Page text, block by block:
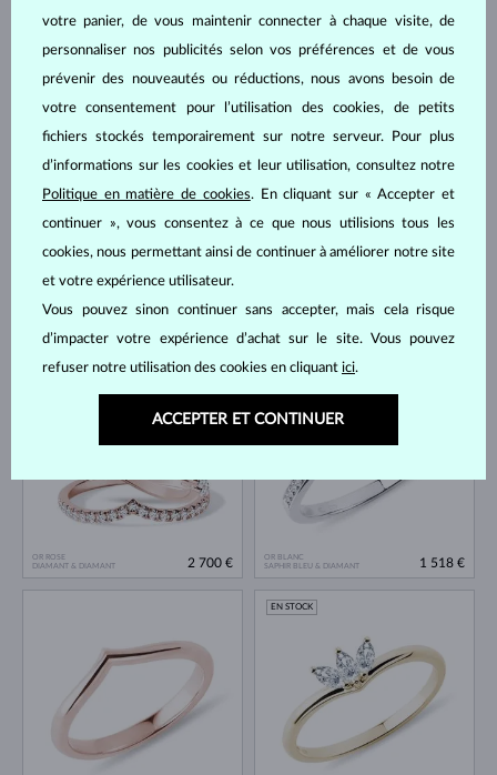
DIAMANT
1 170 €
DIAMANT & DIAMANT
2 700 €
TOURMALINE ROSE & DIAMANT
EN STOCK
1 387 €
DIAMANT
EN STOCK
OR ROSE
DIAMANT & DIAMANT
2 700 €
OR BLANC
SAPHIR BLEU & DIAMANT
EN STOCK
1 518 €
EN STOCK
votre panier, de vous maintenir connecter à chaque visite, de
personnaliser nos publicités selon vos préférences et de vous
prévenir des nouveautés ou réductions, nous avons besoin de
votre consentement pour l’utilisation des cookies, de petits
fichiers stockés temporairement sur notre serveur. Pour plus
d’informations sur les cookies et leur utilisation, consultez notre
Politique en matière de cookies. En cliquant sur « Accepter et
continuer », vous consentez à ce que nous utilisions tous les
cookies, nous permettant ainsi de continuer à améliorer notre site
et votre expérience utilisateur.
Vous pouvez sinon continuer sans accepter, mais cela risque
d’impacter votre expérience d’achat sur le site. Vous pouvez
refuser notre utilisation des cookies en cliquant ici.
ACCEPTER ET CONTINUER